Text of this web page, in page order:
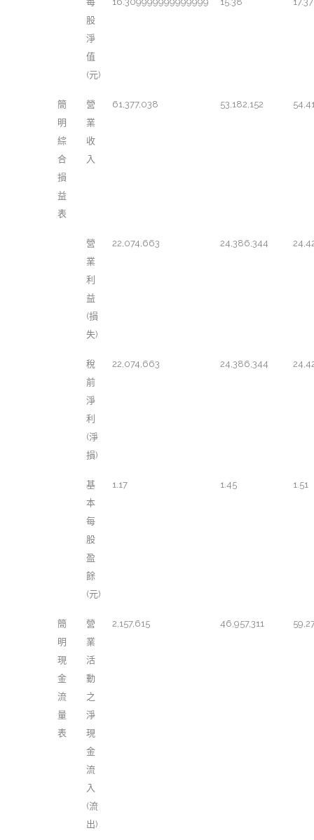
股
淨
值
(元)
簡
明
綜
合
損
益
表
營
業
收
入
61,377,038 53,182,152
營
業
利
益
(損
失)
22,074,663 24,386,344
稅
前
淨
利
(淨
損)
22,074,663 24,386,344
基
本
每
股
盈
餘
(元)
1.17 1.45 1.51
簡
明
現
金
流
量
表
營
業
活
動
之
淨
現
金
流
入
(流
出)
2,157,615 46,957,311